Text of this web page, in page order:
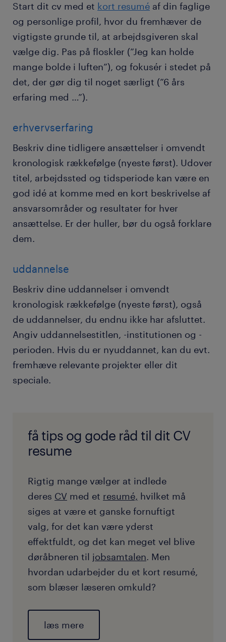
Start dit cv med et kort resumé af din faglige
og personlige profil, hvor du fremhæver de
vigtigste grunde til, at arbejdsgiveren skal
vælge dig. Pas på floskler (”Jeg kan holde
mange bolde i luften”), og fokusér i stedet på
det, der gør dig til noget særligt (”6 års
erfaring med …”).
erhvervserfaring
Beskriv dine tidligere ansættelser i omvendt
kronologisk rækkefølge (nyeste først). Udover
titel, arbejdssted og tidsperiode kan være en
god idé at komme med en kort beskrivelse af
ansvarsområder og resultater for hver
ansættelse. Er der huller, bør du også forklare
dem.
uddannelse
Beskriv dine uddannelser i omvendt
kronologisk rækkefølge (nyeste først), også
de uddannelser, du endnu ikke har afsluttet.
Angiv uddannelsestitlen, -institutionen og -
perioden. Hvis du er nyuddannet, kan du evt.
fremhæve relevante projekter eller dit
speciale.
få tips og gode råd til dit CV
resume
Rigtig mange vælger at indlede
deres CV med et resumé, hvilket må
siges at være et ganske fornuftigt
valg, for det kan være yderst
effektfuldt, og det kan meget vel blive
døråbneren til jobsamtalen. Men
hvordan udarbejder du et kort resumé,
som blæser læseren omkuld?
læs mere